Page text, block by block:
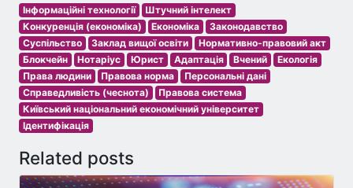
Інформаційні технології
Штучний інтелект
Конкуренція (економіка)
Економіка
Законодавство
Суспільство
Заклад вищої освіти
Нормативно-правовий акт
Блокчейн
Нотаріус Юрист Адаптація Вчений
Екологія
Права людини
Правова норма
Персональні дані
Справедливість (чеснота)
Правова система
Київський національний економічний університет
Ідентифікація
Related posts